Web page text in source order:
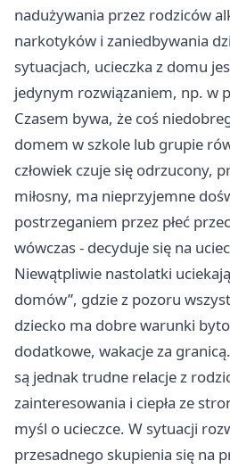
nadużywania przez rodziców
narkotyków i zaniedbywania
sytuacjach, ucieczka z domu
jedynym rozwiązaniem, np. w
Czasem bywa, że coś
domem w szkole lub grupie
człowiek czuje się odrzucony,
miłosny, ma nieprzyjemne
postrzeganiem przez płeć
wówczas - decyduje się na
Niewątpliwie nastolatki
domów”, gdzie z pozoru
dziecko ma dobre warunki
dodatkowe, wakacje za
są jednak trudne relacje z
zainteresowania i ciepła ze
myśl o ucieczce. W sytuacji
przesadnego skupienia się na